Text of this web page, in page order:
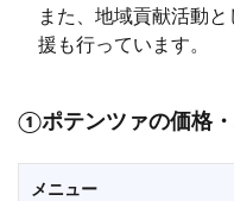
また、地域貢献活動
援も行っています。
①ポテンツァの価格
メニュー